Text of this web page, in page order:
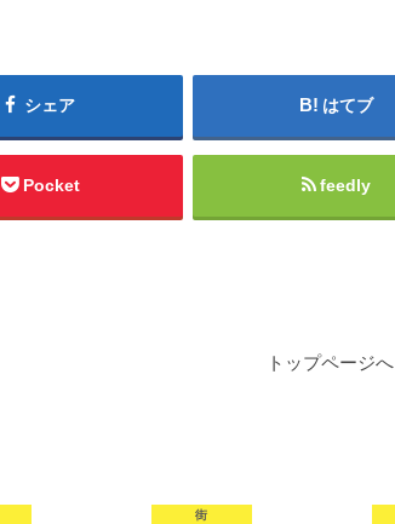
シェア はてブ
Pocket feedly
トップページへ
街